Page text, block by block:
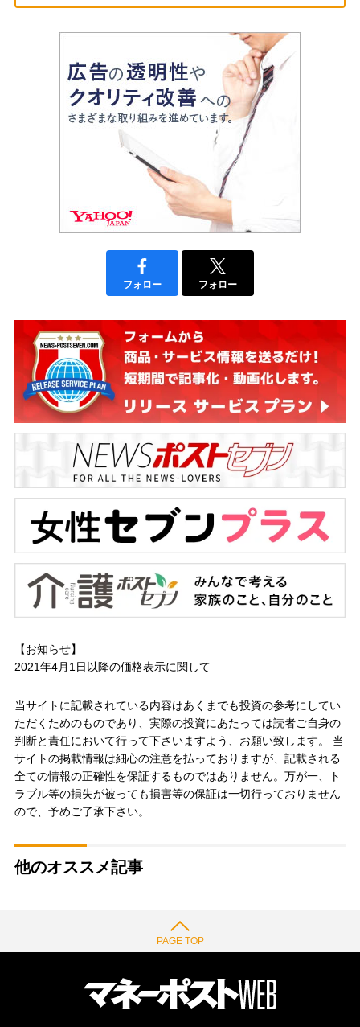
フォロー フォロー
【お知らせ】
2021年4月1日以降の価格表示に関して
当サイトに記載されている内容はあくまでも投資の参考にしてい
ただくためのものであり、実際の投資にあたっては読者ご自身の
判断と責任において行って下さいますよう、お願い致します。 当
サイトの掲載情報は細心の注意を払っておりますが、記載される
全ての情報の正確性を保証するものではありません。万が一、ト
ラブル等の損失が被っても損害等の保証は一切行っておりません
ので、予めご了承下さい。
他のオススメ記事
PAGE TOP